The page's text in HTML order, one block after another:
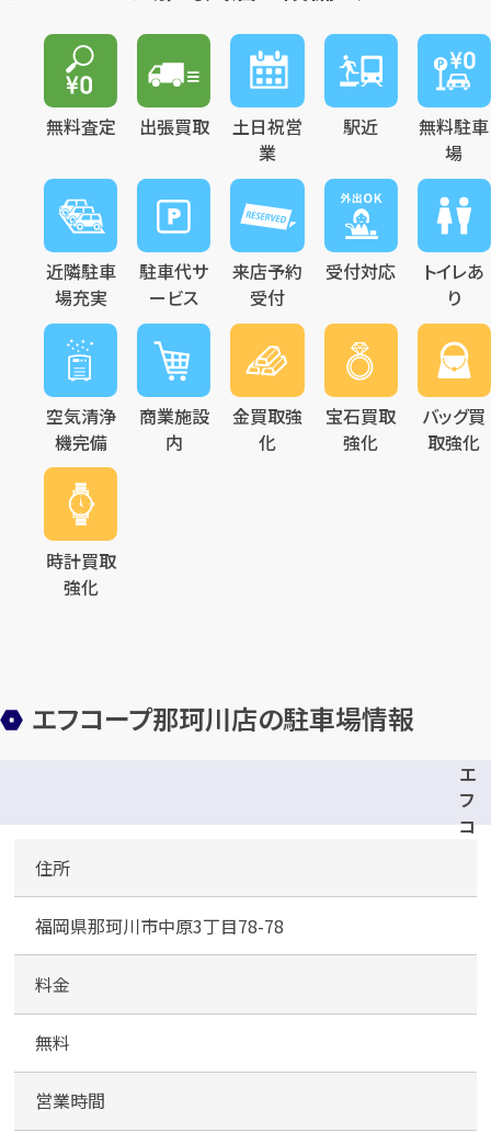
カンタン無料
最短 分！今すぐ査定金額をお伝えいた
します
始除く)
無料査定 出張買取
土日祝営
業
駅近
無料駐車
場
近隣駐車
場充実
駐車代サ
ービス
来店予約
受付
受付対応
トイレあ
り
空気清浄
機完備
商業施設
内
金買取強
化
宝石買取
強化
バッグ買
取強化
時計買取
強化
エフコープ那珂川店の駐車場情報
エ
フ
コ
那
川
駐
住所
福岡県那珂川市中原3丁目78-78
料金
無料
営業時間